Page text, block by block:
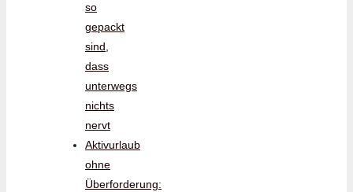
so
gepackt
sind,
dass
unterwegs
nichts
nervt
Aktivurlaub
ohne
Überforderung: